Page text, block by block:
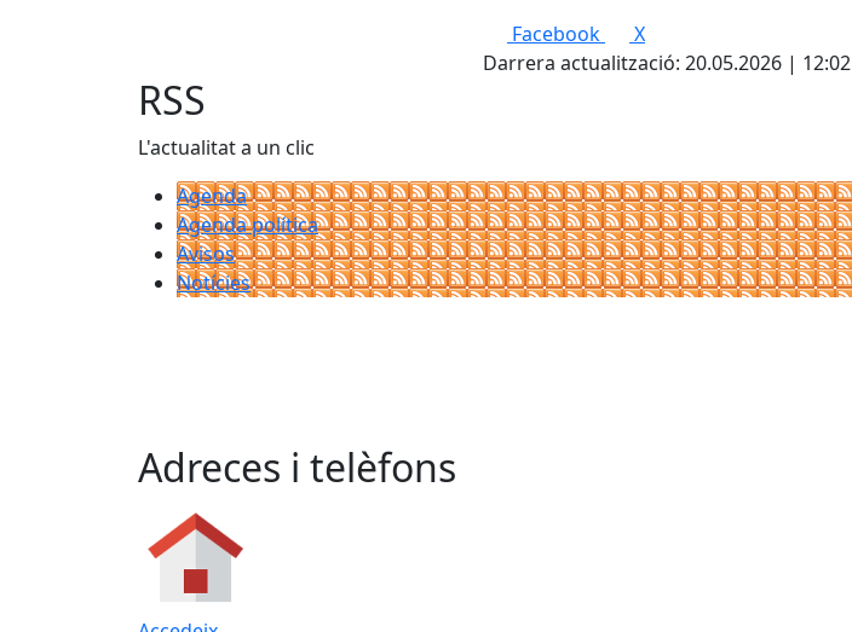
Facebook
X
Darrera actualització: 20.05.2026 | 12:02
RSS
L'actualitat a un clic
Agenda
Agenda política
Avisos
Notícies
Adreces i telèfons